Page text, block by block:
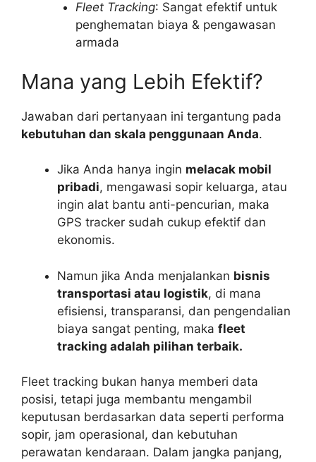
Fleet Tracking: Sangat efektif untuk
penghematan biaya & pengawasan
armada
Mana yang Lebih Efektif?
Jawaban dari pertanyaan ini tergantung pada
kebutuhan dan skala penggunaan Anda.
Jika Anda hanya ingin melacak mobil
pribadi, mengawasi sopir keluarga, atau
ingin alat bantu anti-pencurian, maka
GPS tracker sudah cukup efektif dan
ekonomis.
Namun jika Anda menjalankan bisnis
transportasi atau logistik, di mana
efisiensi, transparansi, dan pengendalian
biaya sangat penting, maka fleet
tracking adalah pilihan terbaik.
Fleet tracking bukan hanya memberi data
posisi, tetapi juga membantu mengambil
keputusan berdasarkan data seperti performa
sopir, jam operasional, dan kebutuhan
perawatan kendaraan. Dalam jangka panjang,